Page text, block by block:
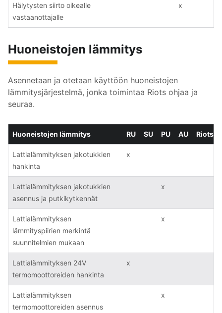
Hälytysten siirto oikealle
vastaanottajalle
x
Huoneistojen lämmitys
Asennetaan ja otetaan käyttöön huoneistojen
lämmitysjärjestelmä, jonka toimintaa Riots ohjaa ja
seuraa.
Huoneistojen lämmitys RU SU PU AU Riots
Lattialämmityksen jakotukkien
hankinta
x
Lattialämmityksen jakotukkien
asennus ja putkikytkennät
x
Lattialämmityksen
lämmityspiirien merkintä
suunnitelmien mukaan
x
Lattialämmityksen 24V
termomoottoreiden hankinta
x
Lattialämmityksen
termomoottoreiden asennus
x